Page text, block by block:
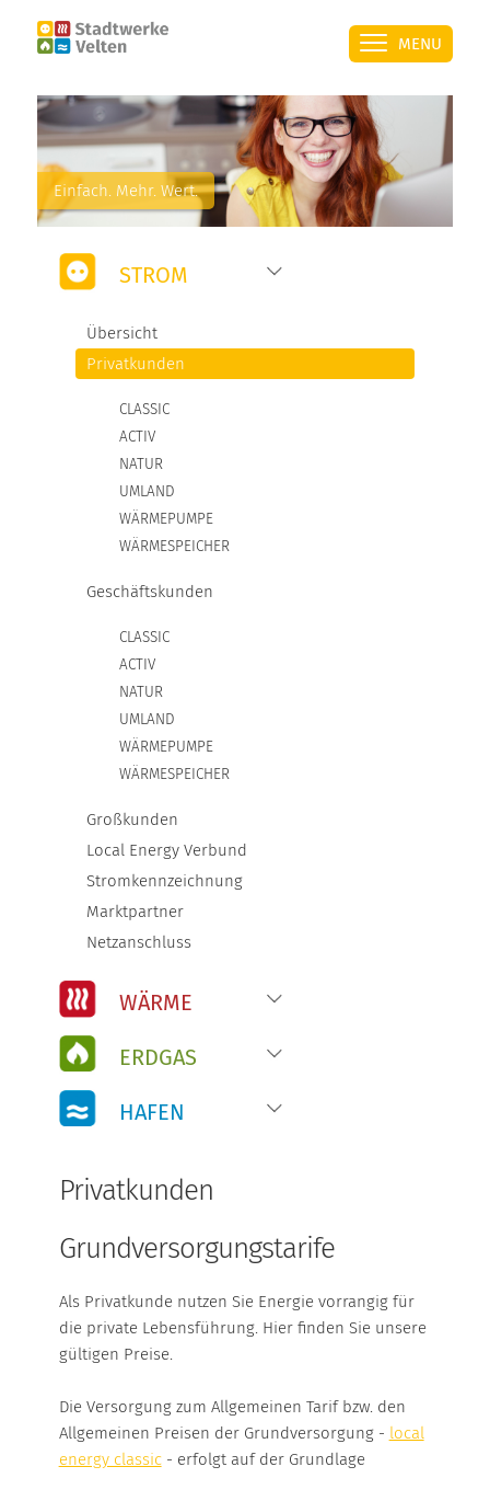
MENU
ÜBER UNS
SERVICE
STROM
ÜBERSICHT
PRIVATKUNDEN
GESCHÄFTSKUNDEN
GROSSKUNDEN
NETZANSCHLUSS
ÜBERSICHT
WÄRME-BONUS
WEITERE INFORMATIONEN
ERDGAS
ÜBERSICHT
KOCHGAS
HAFEN
Einfach. Mehr. Wert.
STROM
Übersicht
Privatkunden
CLASSIC
ACTIV
NATUR
UMLAND
WÄRMEPUMPE
WÄRMESPEICHER
Geschäftskunden
CLASSIC
ACTIV
NATUR
UMLAND
WÄRMEPUMPE
WÄRMESPEICHER
Großkunden
Local Energy Verbund
Stromkennzeichnung
Marktpartner
Netzanschluss
WÄRME
Übersicht
Wärmepreise
Wärme-Bonus
ERDGAS
Übersicht
Heizgas Umland
Marktpartner
HAFEN
Zahlen & Fakten
Fotogalerie
Weitere Informationen
Privatkunden
Grundversorgungstarife
Als Privatkunde nutzen Sie Energie vorrangig für
die private Lebensführung. Hier finden Sie unsere
gültigen Preise.
Die Versorgung zum Allgemeinen Tarif bzw. den
Allgemeinen Preisen der Grundversorgung - local
energy classic- erfolgt auf der Grundlage